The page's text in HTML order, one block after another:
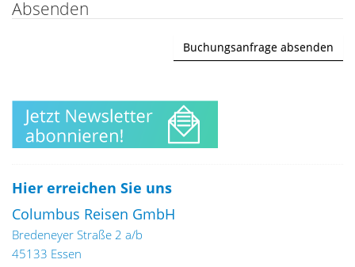
Absenden
Hier erreichen Sie uns
Columbus Reisen GmbH
Bredeneyer Straße 2 a/b
45133 Essen